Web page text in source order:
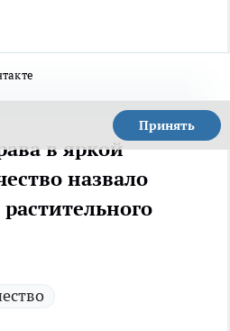
Принять
в яркой
назвало